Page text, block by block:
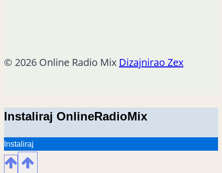
© 2026 Online Radio Mix Dizajnirao Zex
Instaliraj OnlineRadioMix
Instaliraj